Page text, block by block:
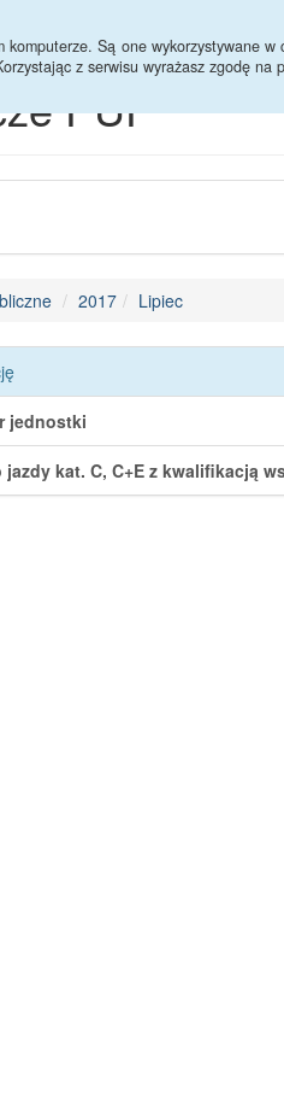
Są one wykorzystywane
z serwisu wyrażasz zgodę na
PUP
2017 Lipiec
jednostki
jazdy kat. C, C+E z kwalifikacją